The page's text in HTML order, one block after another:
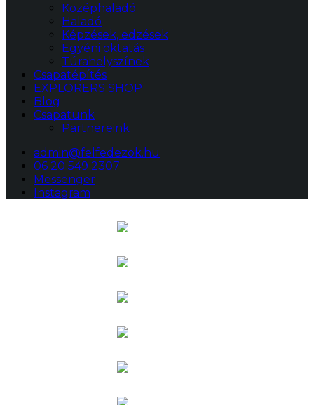
Középhaladó
Haladó
Képzések, edzések
Egyéni oktatás
Túrahelyszínek
Csapatépítés
EXPLORERS SHOP
Blog
Csapatunk
Partnereink
admin@felfedezok.hu
06 20 549 2307
Messenger
Instagram